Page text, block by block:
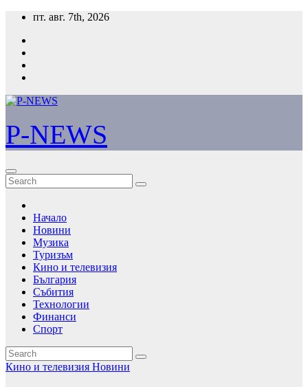
Skip
content
пт. авг. 7th, 2026
P-NEWS
Начало
Новини
Музика
Туризъм
Кино и телевизия
България
Събития
Технологии
Финанси
Спорт
Кино и телевизия Новини